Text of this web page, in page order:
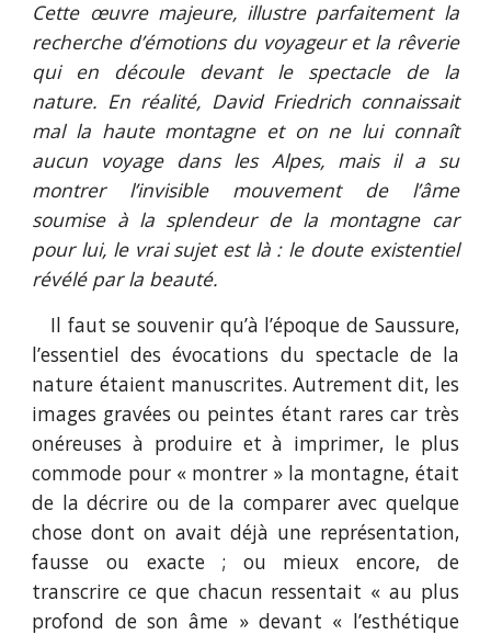
Cette œuvre majeure, illustre parfaitement la
recherche d’émotions du voyageur et la rêverie
qui en découle devant le spectacle de la
nature. En réalité, David Friedrich connaissait
mal la haute montagne et on ne lui connaît
aucun voyage dans les Alpes, mais il a su
montrer l’invisible mouvement de l’âme
soumise à la splendeur de la montagne car
pour lui, le vrai sujet est là : le doute existentiel
révélé par la beauté.
Il faut se souvenir qu’à l’époque de Saussure,
l’essentiel des évocations du spectacle de la
nature étaient manuscrites. Autrement dit, les
images gravées ou peintes étant rares car très
onéreuses à produire et à imprimer, le plus
commode pour « montrer » la montagne, était
de la décrire ou de la comparer avec quelque
chose dont on avait déjà une représentation,
fausse ou exacte ; ou mieux encore, de
transcrire ce que chacun ressentait « au plus
profond de son âme » devant « l’esthétique